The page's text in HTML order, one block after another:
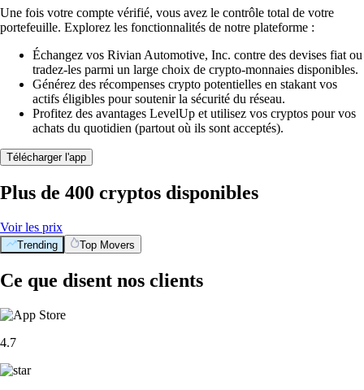
Une fois votre compte vérifié, vous avez le contrôle total de votre
portefeuille. Explorez les fonctionnalités de notre plateforme :
Échangez vos Rivian Automotive, Inc. contre des devises fiat ou
tradez-les parmi un large choix de crypto-monnaies disponibles.
Générez des récompenses crypto potentielles en stakant vos
actifs éligibles pour soutenir la sécurité du réseau.
Profitez des avantages LevelUp et utilisez vos cryptos pour vos
achats du quotidien (partout où ils sont acceptés).
Télécharger l'app
Plus de 400 cryptos disponibles
Voir les prix
Trending Top Movers
Ce que disent nos clients
4.7